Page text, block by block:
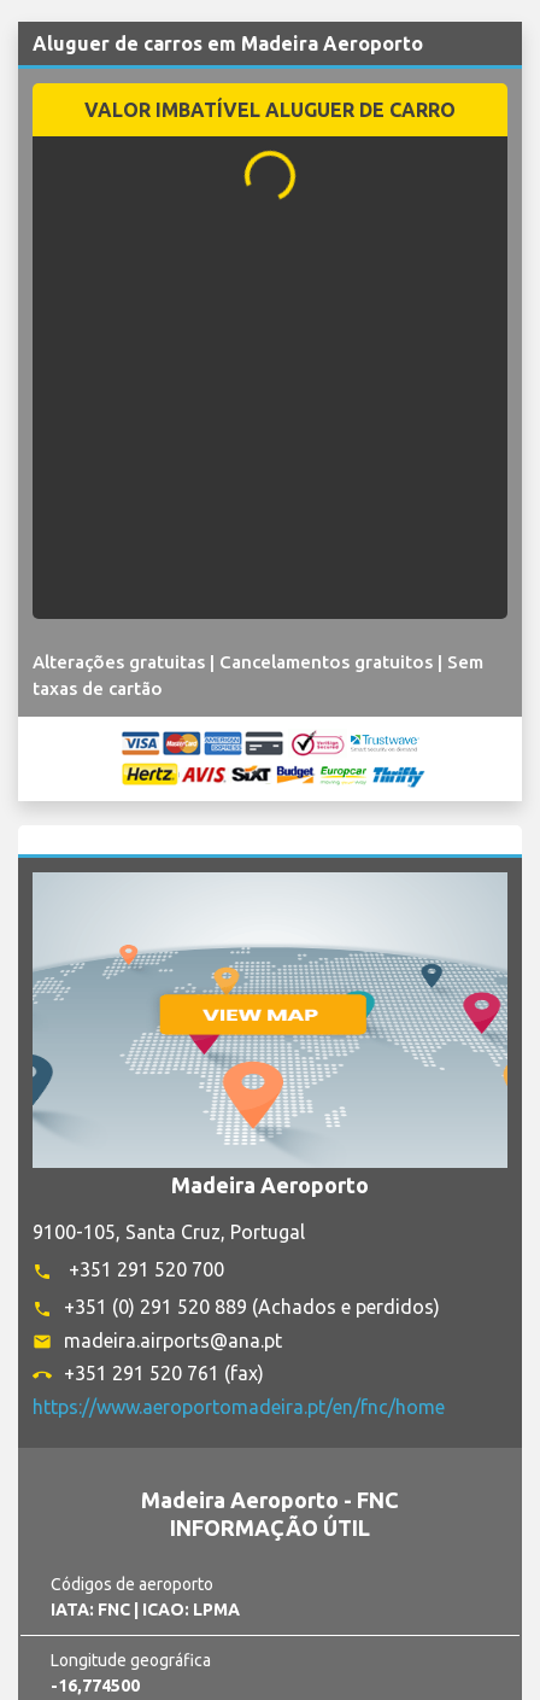
Aluguer de carros em Madeira Aeroporto
VALOR IMBATÍVEL ALUGUER DE CARRO
...
Alterações gratuitas | Cancelamentos gratuitos | Sem
taxas de cartão
Madeira Aeroporto
9100-105, Santa Cruz, Portugal
phone +351 291 520 700​
phone +351 (0) 291 520 889 (Achados e perdidos)
email madeira.airports@ana.pt
call_end
+351 291 520 761 (fax)
https://www.aeroportomadeira.pt/en/fnc/home
Madeira Aeroporto - FNC
INFORMAÇÃO ÚTIL
Códigos de aeroporto
IATA: FNC
| ICAO: LPMA
Longitude geográfica
-16,774500